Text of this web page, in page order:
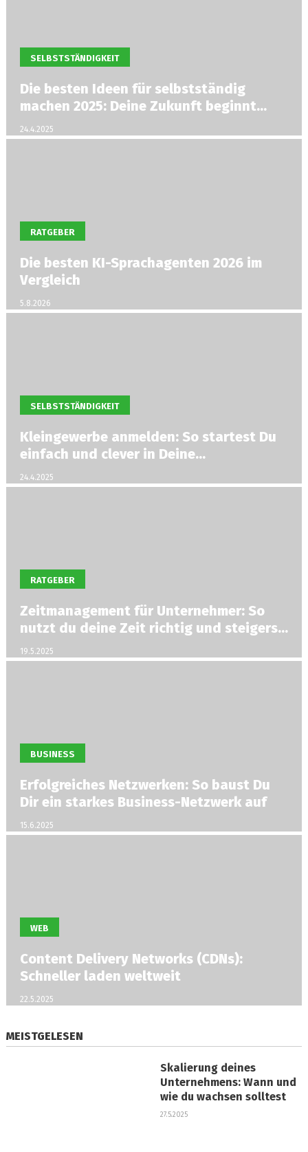
SELBSTSTÄNDIGKEIT
Die besten Ideen für selbstständig
machen 2025: Deine Zukunft beginnt
jetzt
24.4.2025
RATGEBER
Die besten KI-Sprachagenten 2026 im
Vergleich
5.8.2026
SELBSTSTÄNDIGKEIT
Kleingewerbe anmelden: So startest Du
einfach und clever in Deine
Selbstständigkeit
24.4.2025
RATGEBER
Zeitmanagement für Unternehmer: So
nutzt du deine Zeit richtig und steigerst
deinen Erfolg
19.5.2025
BUSINESS
Erfolgreiches Netzwerken: So baust Du
Dir ein starkes Business-Netzwerk auf
15.6.2025
WEB
Content Delivery Networks (CDNs):
Schneller laden weltweit
22.5.2025
MEISTGELESEN
Skalierung deines
Unternehmens: Wann und
wie du wachsen solltest
27.5.2025